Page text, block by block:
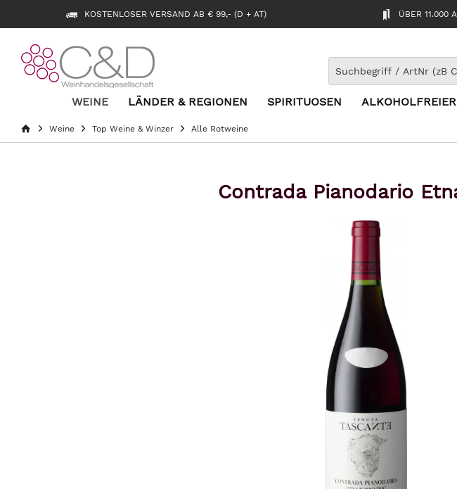
KOSTENLOSER VERSAND AB € 99,- (D + AT) ÜBER 11.000
WEINE LÄNDER & REGIONEN SPIRITUOSEN
Weine Top Weine & Winzer Alle Rotweine
Contrada Pianodario